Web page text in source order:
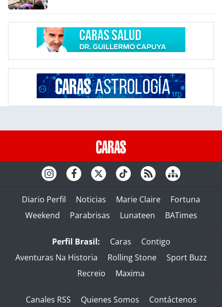
Diario Perfil Noticias Marie Claire
Fortuna
Weekend
Parabrisas Lunateen BATimes
Perfil Brasil: Caras
Contigo
Aventuras Na Historia
Rolling Stone
Sport Buzz
Recreio
Maxima
Canales RSS Quienes Somos Contáctenos